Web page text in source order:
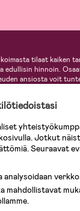
tilaat kaiken
edullisin hinnoin.
ansiosta voit
muuta. Meiltä
Avent, Neonate,
Pohjoismaiden
Jotkut
Seuraavat
analysoidaan
mahdollistavat